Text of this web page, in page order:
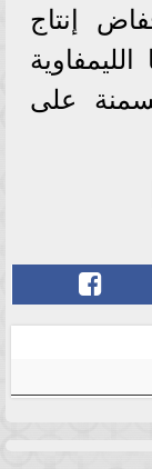
إنتاج
على